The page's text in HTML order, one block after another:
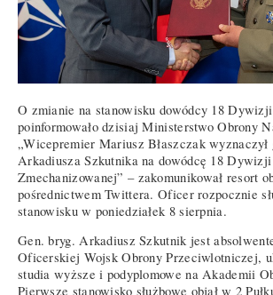
O zmianie na stanowisku dowódcy 18
poinformowało dzisiaj Ministerstwo Obrony
„Wicepremier Mariusz Błaszczak wyznaczył
Arkadiusza Szkutnika na dowódcę 18 Dywizji
Zmechanizowanej” – zakomunikował resort
pośrednictwem Twittera. Oficer rozpocznie
stanowisku w poniedziałek 8 sierpnia.
Gen. bryg. Arkadiusz Szkutnik jest
Oficerskiej Wojsk Obrony Przeciwlotniczej,
studia wyższe i podyplomowe na Akademii
Pierwsze stanowisko służbowe objął w 2